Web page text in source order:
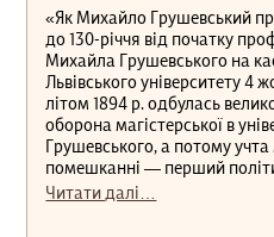
«Як Михайло Грушевський
до 130-річчя від початку
Михайла Грушевського на
Львівського університету 4
літом 1894 р. одбулась
оборона магістерської в
Грушевського, а потому
помешканні — перший
Читати далі…